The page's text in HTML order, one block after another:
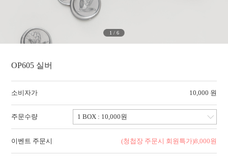
1 / 6
OP605 실버
소비자가 10,000 원
주문수량
이벤트 주문시 (청첩장 주문시 회원특가)8,000원